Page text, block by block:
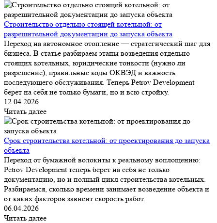
Строительство отдельно стоящей котельной: от
разрешительной документации до запуска объекта
Переход на автономное отопление — стратегический шаг для
бизнеса. В статье разбираем этапы возведения отдельно
стоящих котельных, юридические тонкости (нужно ли
разрешение), правильные коды ОКВЭД и важность
последующего обслуживания. Теперь Petrov Development
берет на себя не только бумаги, но и всю стройку.
12.04.2026
Читать далее
Срок строительства котельной: от проектирования до запуска
объекта
Переход от бумажной волокиты к реальному воплощению:
Petrov Development теперь берет на себя не только
документацию, но и полный цикл строительства котельных.
Разбираемся, сколько времени занимает возведение объекта и
от каких факторов зависит скорость работ.
06.04.2026
Читать далее